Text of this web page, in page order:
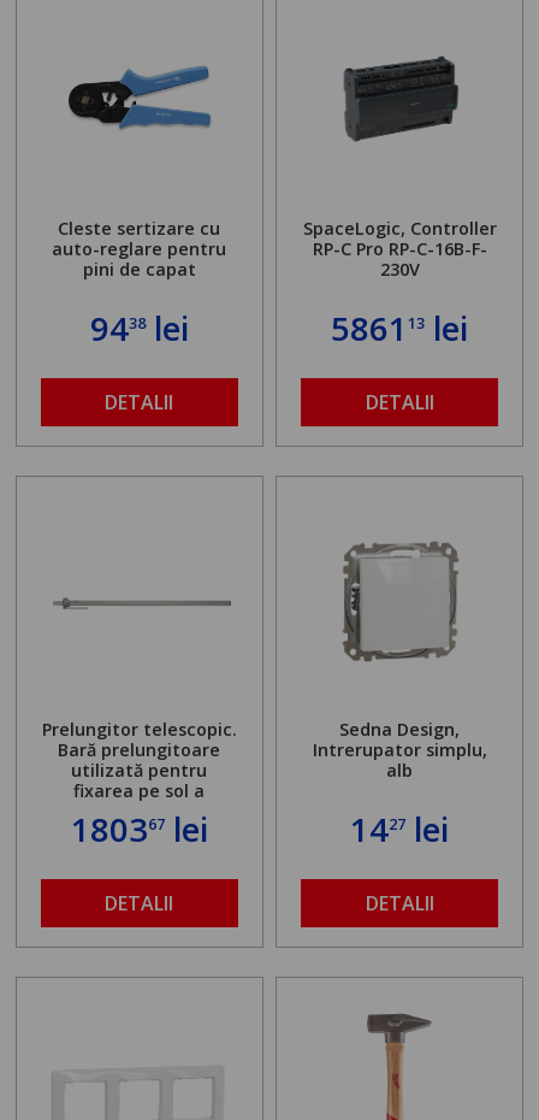
Cleste sertizare cu
auto-reglare pentru
pini de capat
9438lei
DETALII
SpaceLogic, Controller
RP-C Pro RP-C-16B-F-
230V
586113 lei
DETALII
Prelungitor telescopic.
Bară prelungitoare
utilizată pentru
fixarea pe sol a
găurit în locul
maximă admisă de 500
kg și înălțime reglabilă
de la 1,8 la 2,9 m
180367lei
DETALII
Sedna Design,
Intrerupator simplu,
alb
1427 lei
DETALII